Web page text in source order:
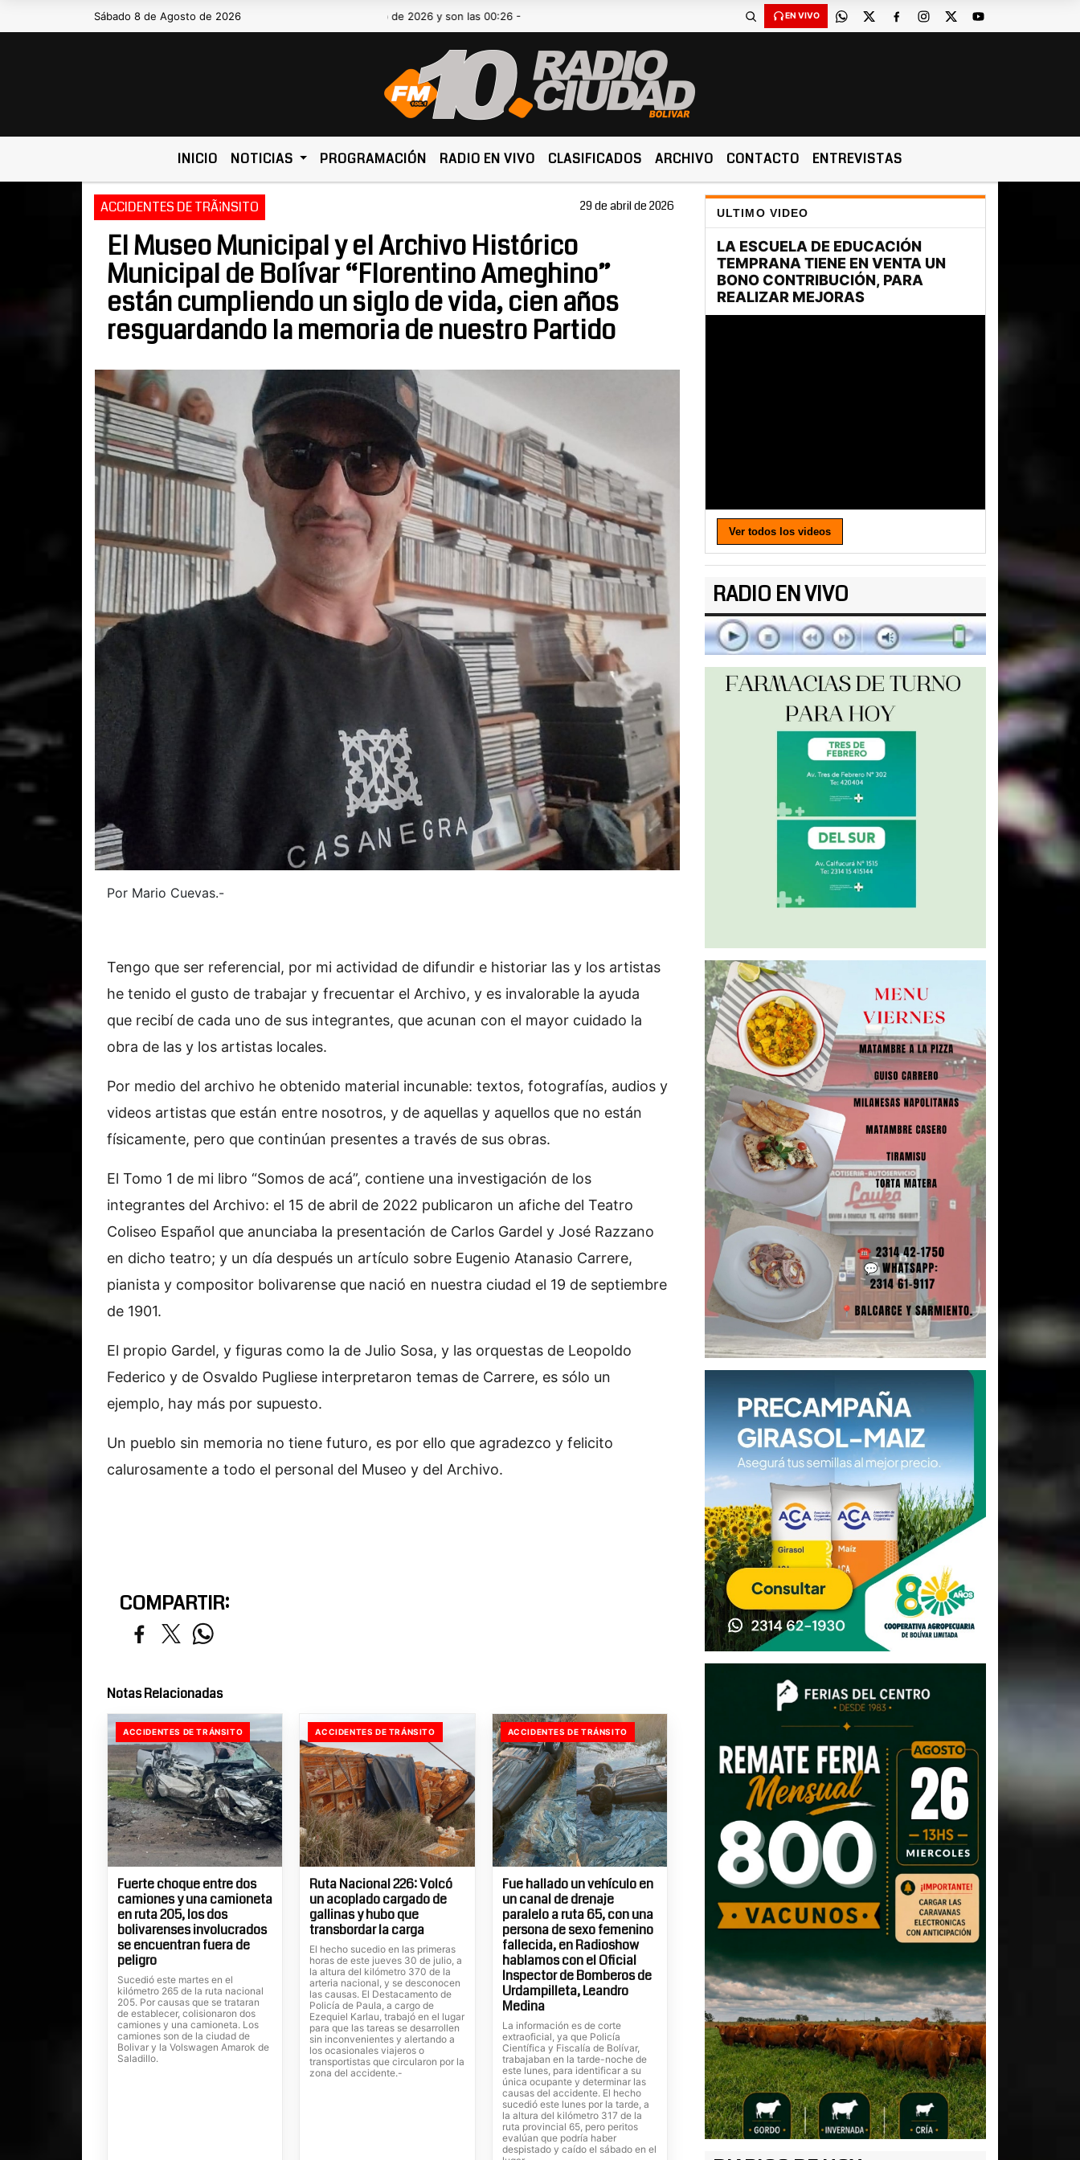
Sábado 8 de Agosto de 2026Hoy es Sábado 8 de Agosto de 2026 y son las 00:26 - EN VIVO
INICIO NOTICIAS PROGRAMACIÓN RADIO EN VIVO CLASIFICADOS ARCHIVO CONTACTO ENTREVISTAS
ACCIDENTES DE TRÃ¡NSITO 29 de abril de 2026
El Museo Municipal y el Archivo Histórico
Municipal de Bolívar “Florentino Ameghino”
están cumpliendo un siglo de vida, cien años
resguardando la memoria de nuestro Partido
Por Mario Cuevas.-
Tengo que ser referencial, por mi actividad de difundir e historiar las y los artistas
he tenido el gusto de trabajar y frecuentar el Archivo, y es invalorable la ayuda
que recibí de cada uno de sus integrantes, que acunan con el mayor cuidado la
obra de las y los artistas locales.
Por medio del archivo he obtenido material incunable: textos, fotografías, audios y
videos artistas que están entre nosotros, y de aquellas y aquellos que no están
físicamente, pero que continúan presentes a través de sus obras.
El Tomo 1 de mi libro “Somos de acá”, contiene una investigación de los
integrantes del Archivo: el 15 de abril de 2022 publicaron un afiche del Teatro
Coliseo Español que anunciaba la presentación de Carlos Gardel y José Razzano
en dicho teatro; y un día después un artículo sobre Eugenio Atanasio Carrere,
pianista y compositor bolivarense que nació en nuestra ciudad el 19 de septiembre
de 1901.
El propio Gardel, y figuras como la de Julio Sosa, y las orquestas de Leopoldo
Federico y de Osvaldo Pugliese interpretaron temas de Carrere, es sólo un
ejemplo, hay más por supuesto.
Un pueblo sin memoria no tiene futuro, es por ello que agradezco y felicito
calurosamente a todo el personal del Museo y del Archivo.
COMPARTIR:
Notas Relacionadas
ACCIDENTES DE TRÁNSITO
Fuerte choque entre dos
camiones y una camioneta
en ruta 205, los dos
bolivarenses involucrados
se encuentran fuera de
peligro
Sucedió este martes en el
kilómetro 265 de la ruta nacional
205. Por causas que se trataran
de establecer, colisionaron dos
camiones y una camioneta. Los
camiones son de la ciudad de
Bolivar y la Volswagen Amarok de
Saladillo.
ACCIDENTES DE TRÁNSITO
Ruta Nacional 226: Volcó
un acoplado cargado de
gallinas y hubo que
transbordar la carga
El hecho sucedio en las primeras
horas de este jueves 30 de julio, a
la altura del kilómetro 370 de la
arteria nacional, y se desconocen
las causas. El Destacamento de
Policía de Paula, a cargo de
Ezequiel Karlau, trabajó en el lugar
para que las tareas se desarrollen
sin inconvenientes y alertando a
los ocasionales viajeros o
transportistas que circularon por la
zona del accidente.-
ACCIDENTES DE TRÁNSITO
Fue hallado un vehículo en
un canal de drenaje
paralelo a ruta 65, con una
persona de sexo femenino
fallecida, en Radioshow
hablamos con el Oficial
Inspector de Bomberos de
Urdampilleta, Leandro
Medina
La información es de corte
extraoficial, ya que Policía
Científica y Fiscalía de Bolívar,
trabajaban en la tarde-noche de
este lunes, para identificar a su
única ocupante y determinar las
causas del accidente. El hecho
sucedió este lunes por la tarde, a
la altura del kilómetro 317 de la
ruta provincial 65, pero peritos
evalúan que podría haber
despistado y caído el sábado en el
ULTIMO VIDEO
Ver todos los videos
RADIO EN VIVO